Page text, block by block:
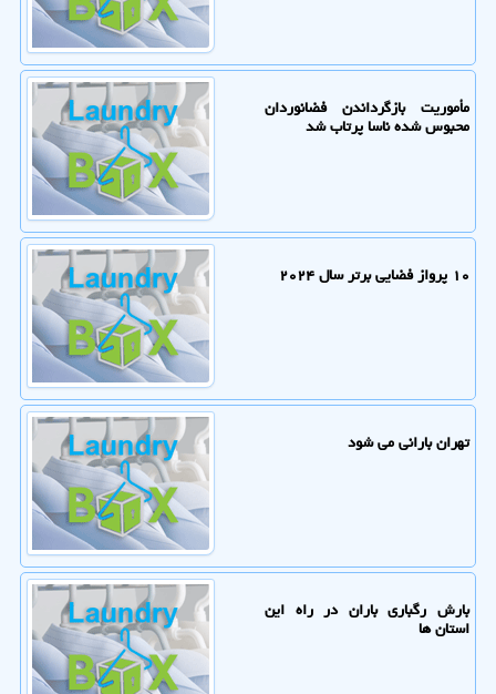
مأموریت بازگرداندن فضانوردان
محبوس شده ناسا پرتاب شد
۱۰ پرواز فضایی برتر سال ۲۰۲۴
تهران بارانی می شود
بارش رگباری باران در راه این
استان ها